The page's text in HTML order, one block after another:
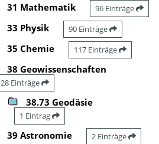
31 Mathematik 96 Einträge
33 Physik 90 Einträge
35 Chemie 117 Einträge
38 Geowissenschaften
28 Einträge
38.73 Geodäsie
1 Eintrag
39 Astronomie 2 Einträge